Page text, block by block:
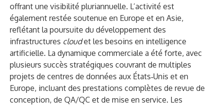
offrant une visibilité pluriannuelle. L’activité est
également restée soutenue en Europe et en Asie,
reflétant la poursuite du développement des
infrastructures cloudet les besoins en intelligence
artificielle. La dynamique commerciale a été forte, avec
plusieurs succès stratégiques couvrant de multiples
projets de centres de données aux États‑Unis et en
Europe, incluant des prestations complètes de revue de
conception, de QA/QC et de mise en service. Les